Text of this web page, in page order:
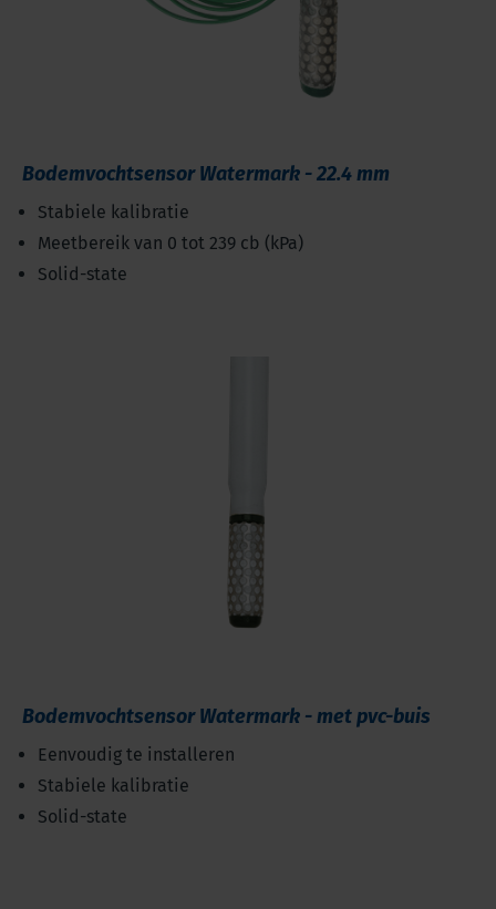
Bodemvochtsensor Watermark - 22.4 mm
Stabiele kalibratie
Meetbereik van 0 tot 239 cb (kPa)
Solid-state
Bodemvochtsensor Watermark - met pvc-buis
Eenvoudig te installeren
Stabiele kalibratie
Solid-state